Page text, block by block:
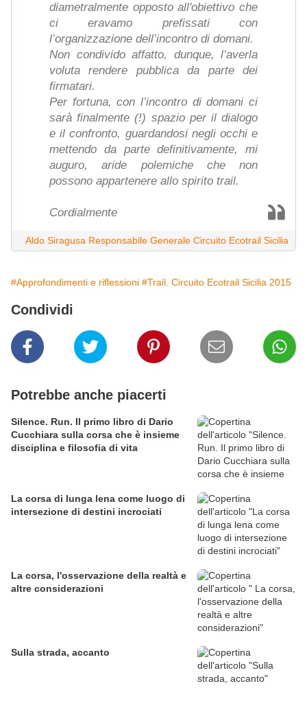
diametralmente opposto all'obiettivo che
ci eravamo prefissati con
l’organizzazione dell’incontro di domani.
Non condivido affatto, dunque, l’averla
voluta rendere pubblica da parte dei
firmatari.
Per fortuna, con l’incontro di domani ci
sarà finalmente (!) spazio per il dialogo
e il confronto, guardandosi negli occhi e
mettendo da parte definitivamente, mi
auguro, aride polemiche che non
possono appartenere allo spirito trail.
Cordialmente
Aldo Siragusa Responsabile Generale Circuito Ecotrail Sicilia
#Approfondimenti e riflessioni #Trail. Circuito Ecotrail Sicilia 2015
Condividi
Potrebbe anche piacerti
Silence. Run. Il primo libro di Dario
Cucchiara sulla corsa che è insieme
disciplina e filosofia di vita
La corsa di lunga lena come luogo di
intersezione di destini incrociati
La corsa, l'osservazione della realtà e
altre considerazioni
Sulla strada, accanto